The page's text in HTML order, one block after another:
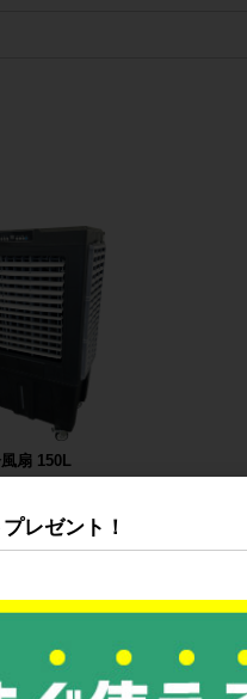
扇 150L
173,000円
レゼント！